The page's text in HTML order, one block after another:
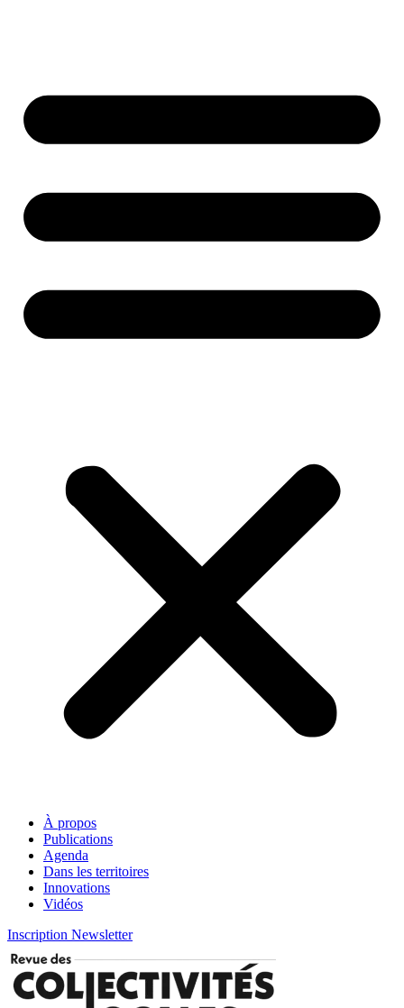
À propos
Publications
Agenda
Dans les territoires
Innovations
Vidéos
Inscription Newsletter